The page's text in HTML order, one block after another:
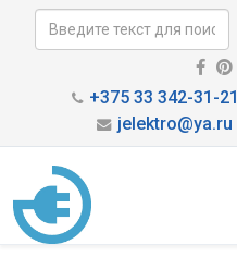
+375 33 342-31-21
jelektro@ya.ru